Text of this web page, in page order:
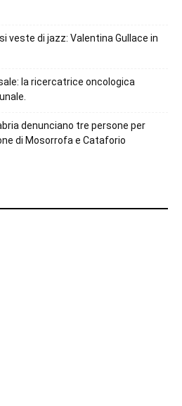
veste di jazz: Valentina Gullace in
la ricercatrice oncologica
denunciano tre persone per
di Mosorrofa e Cataforio